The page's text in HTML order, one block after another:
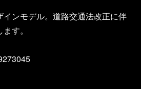
ンモデル。道路交通法改正に伴
す。